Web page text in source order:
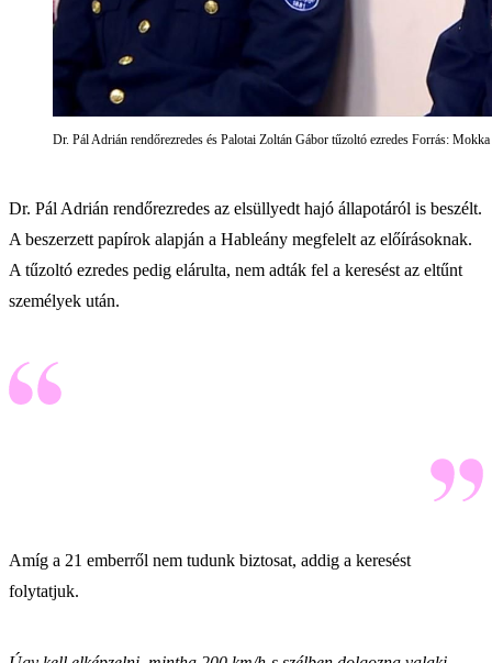
Dr. Pál Adrián rendőrezredes és Palotai Zoltán Gábor tűzoltó ezredes Forrás: Mokka
Dr. Pál Adrián rendőrezredes az elsüllyedt hajó állapotáról is beszélt.
A beszerzett papírok alapján a Hableány megfelelt az előírásoknak.
A tűzoltó ezredes pedig elárulta, nem adták fel a keresést az eltűnt
személyek után.
Amíg a 21 emberről nem tudunk biztosat, addig a keresést
folytatjuk.